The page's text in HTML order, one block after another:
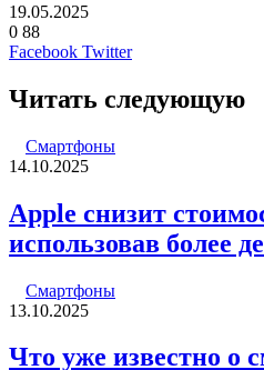
19.05.2025
0 88
Facebook TwitterLinkedIn
Pinterest
Вконтакте
Одноклассники
Skype
WhatsApp
Telegram
Viber
Читать следующую
Смартфоны
14.10.2025
Apple снизит
использовав более
Смартфоны
13.10.2025
Что уже известно о